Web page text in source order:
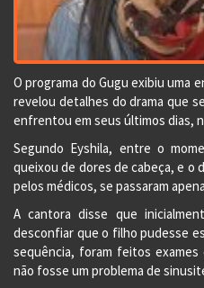
O programa do Gugu exibiu uma
revelou detalhes do drama que
enfrentou em seus últimos dias,
Segundo Eyshila, entre o
queixou de dores de cabeça, e o
pelos médicos, se passaram
A cantora disse que
desconfiar que o filho pudesse
sequência, foram feitos
não fosse um problema de